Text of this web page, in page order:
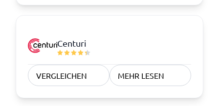
Centuri
VERGLEICHEN MEHR LESEN